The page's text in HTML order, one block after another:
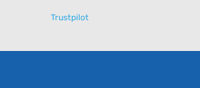
Trustpilot